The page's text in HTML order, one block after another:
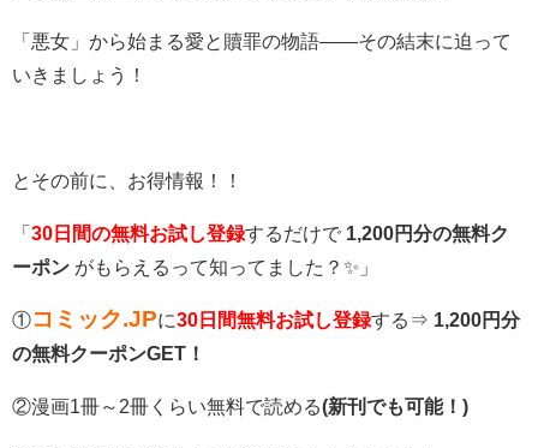
「悪女」から始まる愛と贖罪の物語――その結末に迫って
いきましょう！
とその前に、お得情報！！
「 30日間の無料お試し登録するだけで 1,200円分の無料ク
ーポン がもらえるって知ってました？✨」
①コミック.JPに30日間無料お試し登録する⇒ 1,200円分
の無料クーポンGET！
②漫画1冊～2冊くらい無料で読める(新刊でも可能！)